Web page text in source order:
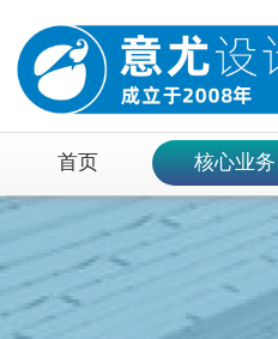
首页 核心业务